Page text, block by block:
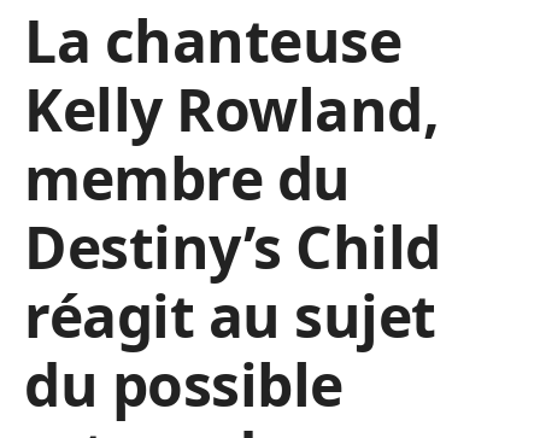
La chanteuse
Kelly Rowland,
membre du
Destiny’s Child
réagit au sujet
du possible